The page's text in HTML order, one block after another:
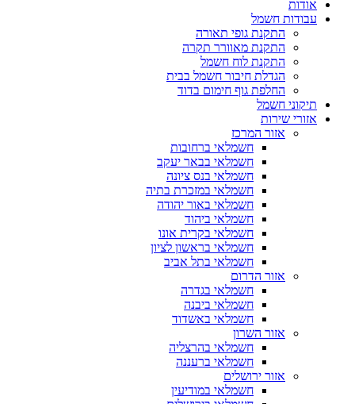
אודות
עבודות חשמל
התקנת גופי תאורה
התקנת מאוורר תקרה
התקנת לוח חשמל
הגדלת חיבור חשמל בבית
החלפת גוף חימום בדוד
תיקוני חשמל
אזורי שירות
אזור המרכז
חשמלאי ברחובות
חשמלאי בבאר יעקב
חשמלאי בנס ציונה
חשמלאי במזכרת בתיה
חשמלאי באור יהודה
חשמלאי ביהוד
חשמלאי בקרית אונו
חשמלאי בראשון לציון
חשמלאי בתל אביב
אזור הדרום
חשמלאי בגדרה
חשמלאי ביבנה
חשמלאי באשדוד
אזור השרון
חשמלאי בהרצליה
חשמלאי ברעננה
אזור ירושלים
חשמלאי במודיעין